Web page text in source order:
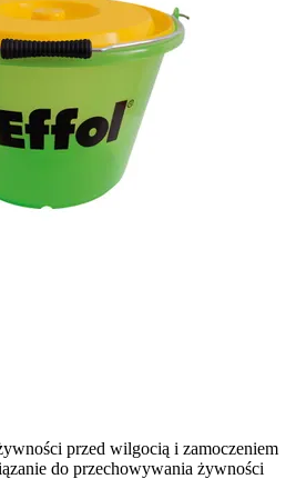
przed wilgocią i zamoczeniem
do przechowywania żywności